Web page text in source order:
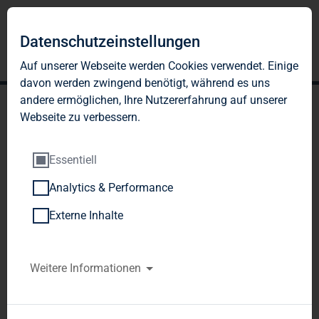
TAG Immobilien AG:
Studie: Zwei von drei
Mietern wünschen sich
Wohnungen
Datenschutzeinstellungen
Auf unserer Webseite werden Cookies verwendet. Einige
davon werden zwingend benötigt, während es uns
andere ermöglichen, Ihre Nutzererfahrung auf unserer
Webseite zu verbessern.
Essentiell
Analytics & Performance
Externe Inhalte
Weitere Informationen